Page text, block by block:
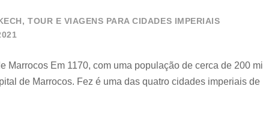
, TOUR E VIAGENS PARA CIDADES IMPERIAIS
Em 1170, com uma população de cerca de 200 mil
de Marrocos. Fez é uma das quatro cidades imperiais de